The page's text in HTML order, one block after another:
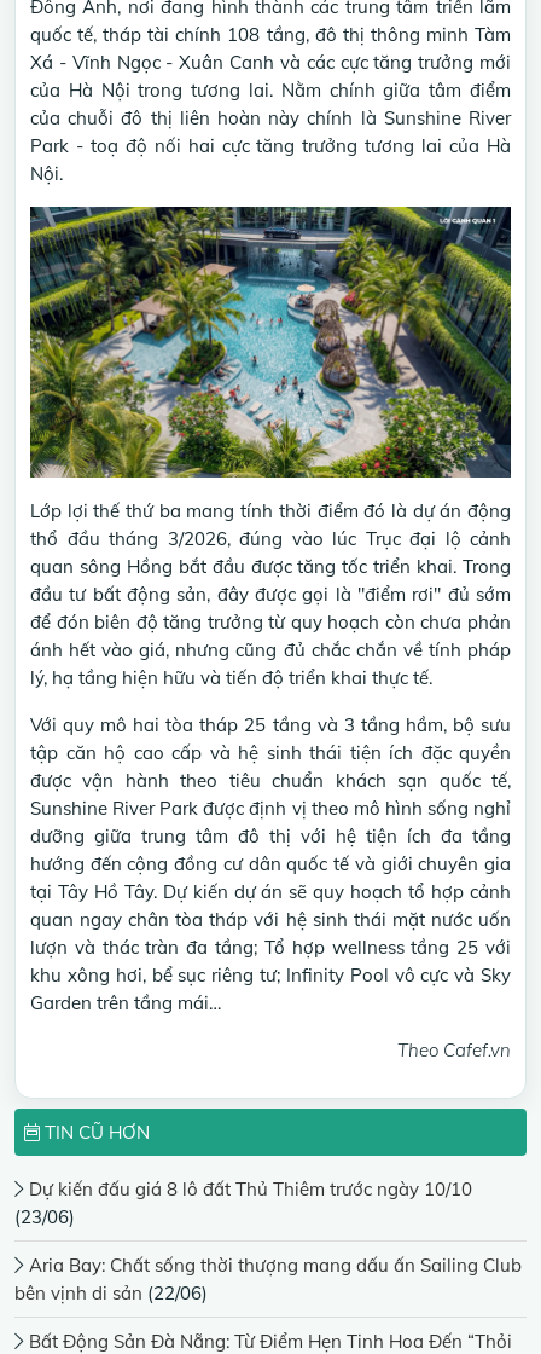
Đông Anh, nơi đang hình thành các trung tâm triển lãm
quốc tế, tháp tài chính 108 tầng, đô thị thông minh Tàm
Xá - Vĩnh Ngọc - Xuân Canh và các cực tăng trưởng mới
của Hà Nội trong tương lai. Nằm chính giữa tâm điểm
của chuỗi đô thị liên hoàn này chính là Sunshine River
Park - toạ độ nối hai cực tăng trưởng tương lai của Hà
Nội.
Lớp lợi thế thứ ba mang tính thời điểm đó là dự án động
thổ đầu tháng 3/2026, đúng vào lúc Trục đại lộ cảnh
quan sông Hồng bắt đầu được tăng tốc triển khai. Trong
đầu tư bất động sản, đây được gọi là "điểm rơi" đủ sớm
để đón biên độ tăng trưởng từ quy hoạch còn chưa phản
ánh hết vào giá, nhưng cũng đủ chắc chắn về tính pháp
lý, hạ tầng hiện hữu và tiến độ triển khai thực tế.
Với quy mô hai tòa tháp 25 tầng và 3 tầng hầm, bộ sưu
tập căn hộ cao cấp và hệ sinh thái tiện ích đặc quyền
được vận hành theo tiêu chuẩn khách sạn quốc tế,
Sunshine River Park được định vị theo mô hình sống nghỉ
dưỡng giữa trung tâm đô thị với hệ tiện ích đa tầng
hướng đến cộng đồng cư dân quốc tế và giới chuyên gia
tại Tây Hồ Tây. Dự kiến dự án sẽ quy hoạch tổ hợp cảnh
quan ngay chân tòa tháp với hệ sinh thái mặt nước uốn
lượn và thác tràn đa tầng; Tổ hợp wellness tầng 25 với
khu xông hơi, bể sục riêng tư; Infinity Pool vô cực và Sky
Garden trên tầng mái…
Theo Cafef.vn
TIN CŨ HƠN
Dự kiến đấu giá 8 lô đất Thủ Thiêm trước ngày 10/10
(23/06)
Aria Bay: Chất sống thời thượng mang dấu ấn Sailing Club
bên vịnh di sản (22/06)
Bất Động Sản Đà Nẵng: Từ Điểm Hẹn Tinh Hoa Đến “Thỏi